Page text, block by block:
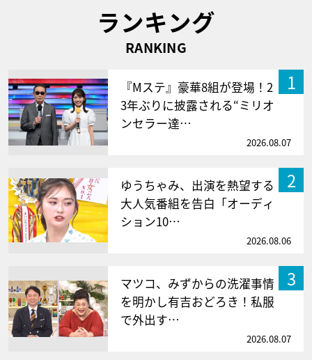
ランキング
RANKING
1
『Mステ』豪華8組が登場！2
3年ぶりに披露される“ミリオ
ンセラー達…
2026.08.07
2
ゆうちゃみ、出演を熱望する
大人気番組を告白「オーディ
ション10…
2026.08.06
3
マツコ、みずからの洗濯事情
を明かし有吉おどろき！私服
で外出す…
2026.08.07